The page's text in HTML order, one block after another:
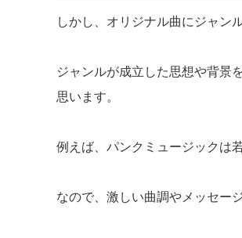
しかし、オリジナル曲にジャン
ジャンルが成立した思想や背景
思います。
例えば、パンクミュージックは
なので、激しい曲調やメッセー